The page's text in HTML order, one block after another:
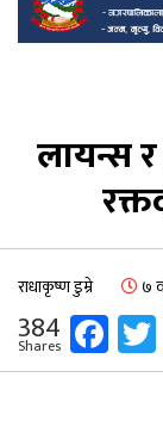
लायन्स
राधाकृष्ण डुम्रे ७
384
Shares